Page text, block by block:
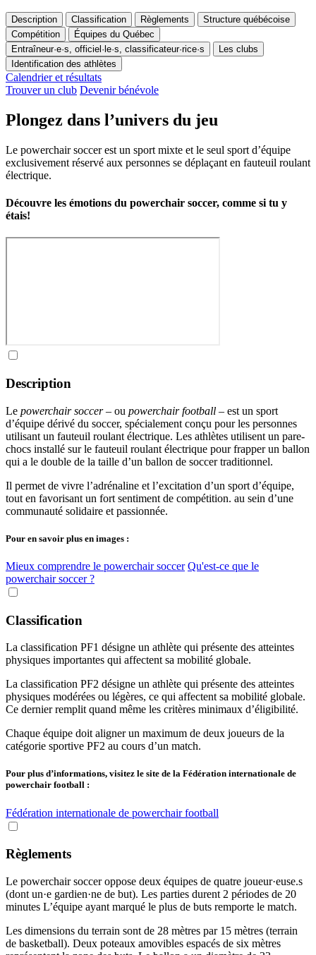
Description Classification Règlements
Structure québécoise
Compétition
Équipes du Québec
Entraîneur·e·s, officiel·le·s, classificateur·rice·s
Les clubs
Identification des athlètes
Calendrier et résultats
Trouver un club Devenir bénévole
Plongez dans l’univers du jeu
Le powerchair soccer est un sport mixte et le seul sport d’équipe
exclusivement réservé aux personnes se déplaçant en fauteuil roulant
électrique.
Découvre les émotions du powerchair soccer, comme si tu y
étais!
Description
Le powerchair soccer– ou powerchair football – est un sport
d’équipe dérivé du soccer, spécialement conçu pour les personnes
utilisant un fauteuil roulant électrique. Les athlètes utilisent un pare-
chocs installé sur le fauteuil roulant électrique pour frapper un ballon
qui a le double de la taille d’un ballon de soccer traditionnel.
Il permet de vivre l’adrénaline et l’excitation d’un sport d’équipe,
tout en favorisant un fort sentiment de compétition. au sein d’une
communauté solidaire et passionnée.
Pour en savoir plus en images :
Mieux comprendre le powerchair soccer Qu'est-ce que le
powerchair soccer ?
Classification
La classification PF1 désigne un athlète qui présente des atteintes
physiques importantes qui affectent sa mobilité globale.
La classification PF2 désigne un athlète qui présente des atteintes
physiques modérées ou légères, ce qui affectent sa mobilité globale.
Ce dernier remplit quand même les critères minimaux d’éligibilité.
Chaque équipe doit aligner un maximum de deux joueurs de la
catégorie sportive PF2 au cours d’un match.
Pour plus d’informations, visitez le site de la Fédération internationale de
powerchair football :
Fédération internationale de powerchair football
Règlements
Le powerchair soccer oppose deux équipes de quatre joueur·euse.s
(dont un·e gardien·ne de but). Les parties durent 2 périodes de 20
minutes L’équipe ayant marqué le plus de buts remporte le match.
Les dimensions du terrain sont de 28 mètres par 15 mètres (terrain
de basketball). Deux poteaux amovibles espacés de six mètres